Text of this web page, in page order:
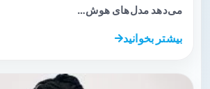
می‌دهد مدل‌های هوش…
بیشتر بخوانید